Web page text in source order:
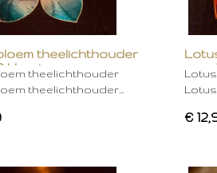
theelichthouder
kleurigtheelichthouder
theelichthouder…
€